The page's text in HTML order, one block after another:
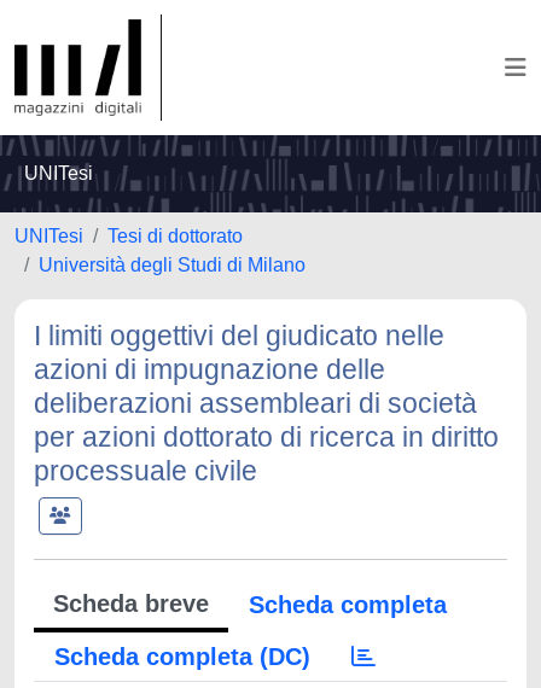
UNITesi
UNITesi
Tesi di dottorato
Università degli Studi di Milano
I limiti oggettivi del giudicato nelle
azioni di impugnazione delle
deliberazioni assembleari di società
per azioni dottorato di ricerca in diritto
processuale civile
Scheda breve
Scheda completa
Scheda completa (DC)